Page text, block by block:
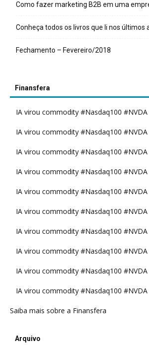
Como fazer marketing B2B em uma
Conheça todos os livros que li nos últimos
Fechamento – Fevereiro/2018
Finansfera
IA virou commodity #Nasdaq100 #NVDA
IA virou commodity #Nasdaq100 #NVDA
IA virou commodity #Nasdaq100 #NVDA
IA virou commodity #Nasdaq100 #NVDA
IA virou commodity #Nasdaq100 #NVDA
IA virou commodity #Nasdaq100 #NVDA
IA virou commodity #Nasdaq100 #NVDA
IA virou commodity #Nasdaq100 #NVDA
IA virou commodity #Nasdaq100 #NVDA
IA virou commodity #Nasdaq100 #NVDA
Saiba mais sobre a Finansfera
Arquivo